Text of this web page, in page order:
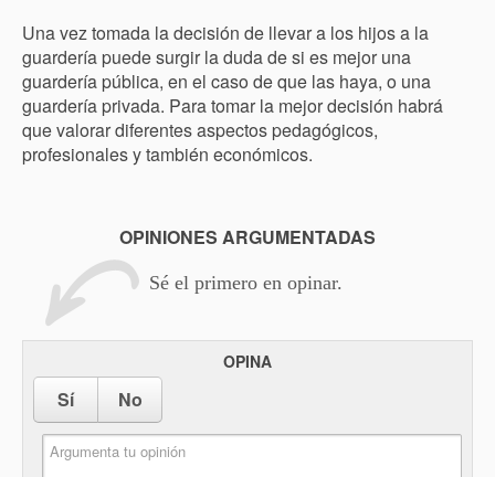
Una vez tomada la decisión de llevar a los hijos a la
guardería puede surgir la duda de si es mejor una
guardería pública, en el caso de que las haya, o una
guardería privada. Para tomar la mejor decisión habrá
que valorar diferentes aspectos pedagógicos,
profesionales y también económicos.
OPINIONES ARGUMENTADAS
Sé el primero en opinar.
OPINA
Sí No